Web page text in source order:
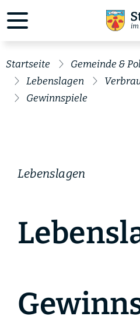
Startseite Gemeinde &
Lebenslagen
Gewinnspiele
Lebenslagen